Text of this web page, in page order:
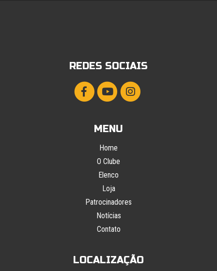
REDES SOCIAIS
MENU
Home
O Clube
Elenco
Loja
Patrocinadores
Notícias
Contato
LOCALIZAÇÃO